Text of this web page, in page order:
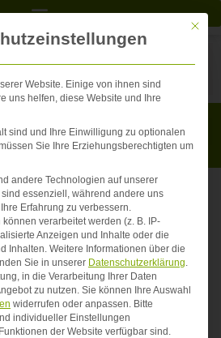
Ergebnisse.
Mit
Website. Einige von ihnen sind
uns helfen, diese Website und Ihre
sind und Ihre Einwilligung zu optionalen
Sie Ihre Erziehungsberechtigten um
andere Technologien auf unserer
essenziell, während andere uns
Erfahrung zu verbessern.
verarbeitet werden (z. B. IP-
Anzeigen und Inhalte oder die
Inhalten. Weitere Informationen über die
Sie in unserer Datenschutzerklärung.
in die Verarbeitung Ihrer Daten
zu nutzen. Sie können Ihre Auswahl
widerrufen oder anpassen. Bitte
individueller Einstellungen
der Website verfügbar sind.